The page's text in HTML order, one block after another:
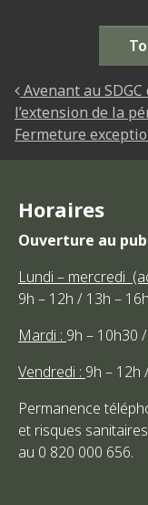
Avenant au
l’extension de la
Fermeture
Horaires
Ouverture au
Lundi – mercredi
9h – 12h / 13h – 16h
Mardi : 9h – 10h30
Vendredi : 9h – 12h
Permanence
et risques
au 0 820 000 656.